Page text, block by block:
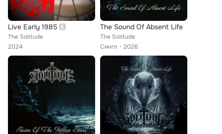
Live Early 1985
The Solitude
2024
The Sound Of Absent Life
The Solitude
Сингл
2026